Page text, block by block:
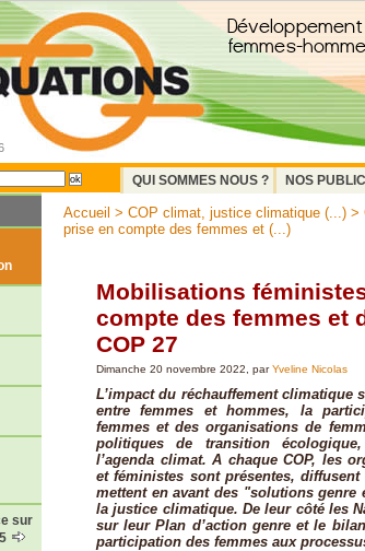
QUI SOMMES NOUS ? NOS
sur
Accueil > COP climat, justice climatique (...) >
prise en compte des femmes et (...)
Mobilisations
compte des femmes et
COP 27
Dimanche 20 novembre 2022, parYveline Nicolas
L’impact du réchauffement climatique
entre femmes et hommes, la
femmes et des organisations de
politiques de transition
l’agenda climat. A chaque COP, les
et féministes sont présentes, diffusent
mettent en avant des "solutions
la justice climatique. De leur côté les
sur leur Plan d’action genre et le
participation des femmes aux